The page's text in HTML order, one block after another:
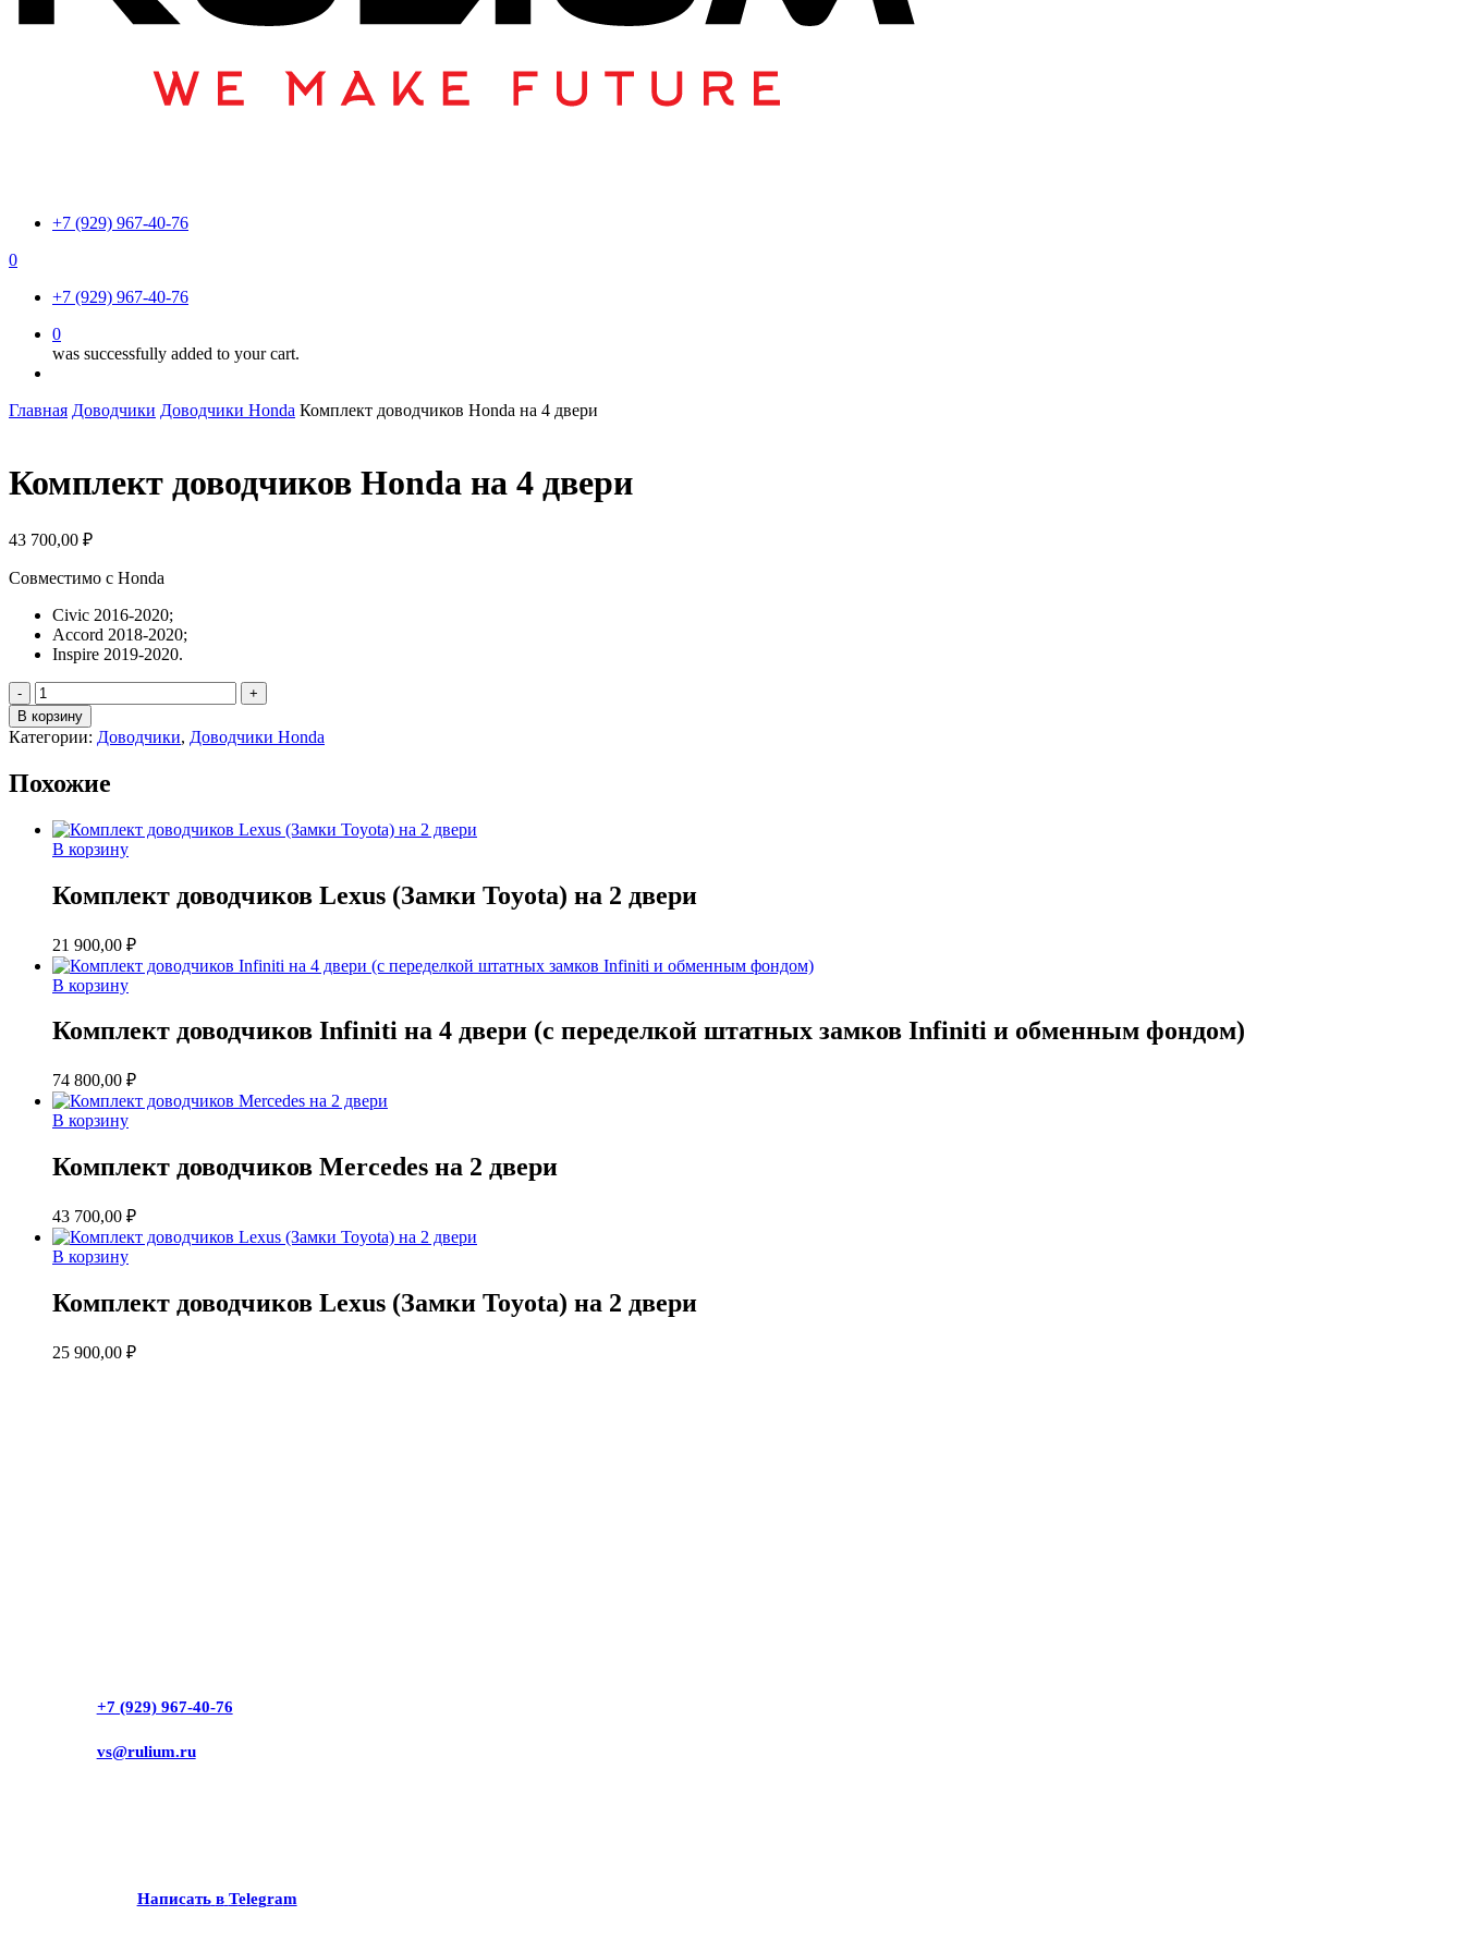
+7 (929) 967-40-76
0
+7 (929) 967-40-76
0
was successfully added to your cart.
Главная Доводчики Доводчики Honda Комплект доводчиков Honda на 4 двери
Комплект доводчиков Honda на 4 двери
43 700,00 ₽
Совместимо с Honda
Civic 2016-2020;
Accord 2018-2020;
Inspire 2019-2020.
Количество
товара
Комплект
доводчиков
на
двери
В корзину
Категории: Доводчики, Доводчики Honda
Похожие
В корзину
Комплект доводчиков Lexus (Замки Toyota) на 2 двери
21 900,00 ₽
В корзину
Комплект доводчиков Infiniti на 4 двери (с переделкой штатных замков Infiniti и обменным фондом)
74 800,00 ₽
В корзину
Комплект доводчиков Mercedes на 2 двери
43 700,00 ₽
В корзину
Комплект доводчиков Lexus (Замки Toyota) на 2 двери
25 900,00 ₽
+7 (929) 967-40-76
vs@rulium.ru
Написать в Telegram